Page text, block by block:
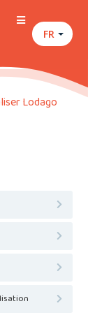
FR
Lodago